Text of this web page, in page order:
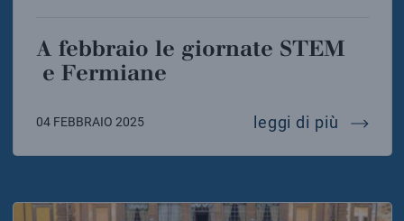
A febbraio le giornate STEM
e Fermiane
04 FEBBRAIO 2025 leggi di più a